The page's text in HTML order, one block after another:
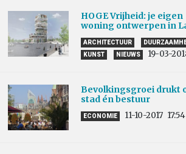
HOGE Vrijheid: je eigen
woning ontwerpen in
ARCHITECTUUR
KUNST
NIEUWS 19-03-
Bevolkingsgroei drukt
stad én bestuur
ECONOMIE 11-10-2017 17:54